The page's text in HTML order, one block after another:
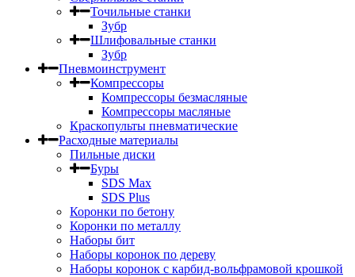
Точильные станки
Зубр
Шлифовальные станки
Зубр
Пневмоинструмент
Компрессоры
Компрессоры безмасляные
Компрессоры масляные
Краскопульты пневматические
Расходные материалы
Пильные диски
Буры
SDS Max
SDS Plus
Коронки по бетону
Коронки по металлу
Наборы бит
Наборы коронок по дереву
Наборы коронок с карбид-вольфрамовой крошкой